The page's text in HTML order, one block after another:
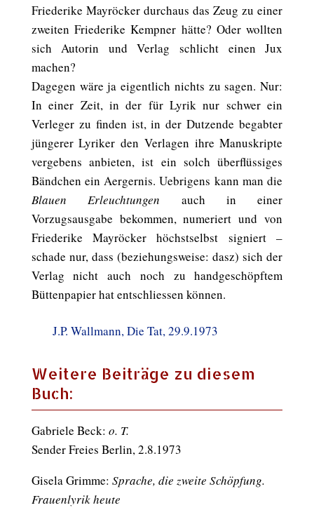
Friederike Mayröcker durchaus das Zeug zu einer
zweiten Friederike Kempner hätte? Oder wollten
sich Autorin und Verlag schlicht einen Jux
machen?
Dagegen wäre ja eigentlich nichts zu sagen. Nur:
In einer Zeit, in der für Lyrik nur schwer ein
Verleger zu finden ist, in der Dutzende begabter
jüngerer Lyriker den Verlagen ihre Manuskripte
vergebens anbieten, ist ein solch überflüssiges
Bändchen ein Aergernis. Uebrigens kann man die
Blauen Erleuchtungen auch in einer
Vorzugsausgabe bekommen, numeriert und von
Friederike Mayröcker höchstselbst signiert –
schade nur, dass (beziehungsweise: dasz) sich der
Verlag nicht auch noch zu handgeschöpftem
Büttenpapier hat entschliessen können.
J.P. Wallmann, Die Tat, 29.9.1973
Weitere Beiträge zu diesem
Buch:
Gabriele Beck: o. T.
Sender Freies Berlin, 2.8.1973
Gisela Grimme: Sprache, die zweite Schöpfung.
Frauenlyrik heute